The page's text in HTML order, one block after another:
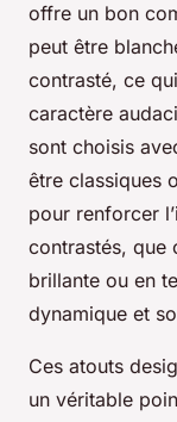
offre un bon
peut être
contrasté, ce
caractère
sont choisis
être classiques
pour renforcer
contrastés, que
brillante ou en
dynamique et
Ces atouts
un véritable